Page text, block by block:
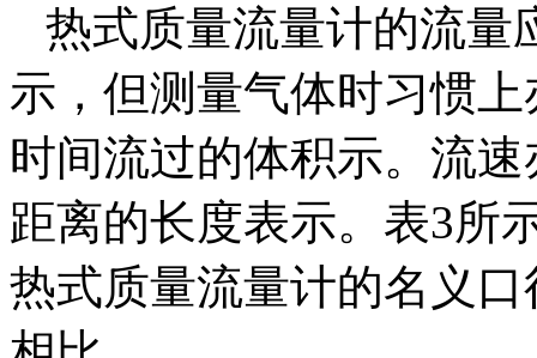
热式质量流量计的流量
示，但测量气体时习惯
时间流过的体积示。流
距离的长度表示。表3所
热式质量流量计的名义